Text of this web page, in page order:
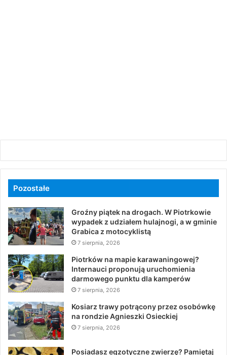
Pozostałe
Groźny piątek na drogach. W Piotrkowie
wypadek z udziałem hulajnogi, a w gminie
Grabica z motocyklistą
7 sierpnia, 2026
Piotrków na mapie karawaningowej?
Internauci proponują uruchomienia
darmowego punktu dla kamperów
7 sierpnia, 2026
Kosiarz trawy potrącony przez osobówkę
na rondzie Agnieszki Osieckiej
7 sierpnia, 2026
Posiadasz egzotyczne zwierzę? Pamiętaj